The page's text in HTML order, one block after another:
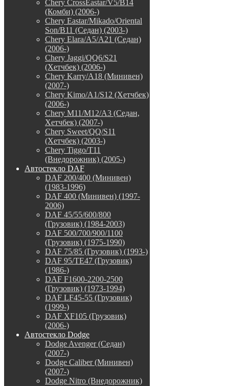
Chery CrossEastar/V5/B14
(Комби) (2006-)
Chery Eastar/Mikado/Oriental
Son/B11 (Седан) (2003-)
Chery Elara/A5/A21 (Седан)
(2006-)
Chery Jaggi/QQ6/S21
(Хетчбек) (2006-)
Chery Karry/A18 (Минивен)
(2007-)
Chery Kimo/A1/S12 (Хетчбек)
(2006-)
Chery M11/M12/A3 (Седан,
Хетчбек) (2007-)
Chery Sweet/QQ/S11
(Хетчбек) (2003-)
Chery Tiggo/T11
(Внедорожник) (2005-)
Автостекло DAF
DAF 200/400 (Минивен)
(1983-1996)
DAF 400 (Минивен) (1997-
2006)
DAF 45/55/600/800
(Грузовик) (1984-2003)
DAF 500/700/900/1100
(Грузовик) (1975-1990)
DAF 75/85 (Грузовик) (1993-)
DAF 95/TE47 (Грузовик)
(1986-)
DAF F1600-2200-2500
(Грузовик) (1973-1994)
DAF LF45-55 (Грузовик)
(1999-)
DAF XF105 (Грузовик)
(2006-)
Автостекло Dodge
Dodge Avenger (Седан)
(2007-)
Dodge Caliber (Минивен)
(2007-)
Dodge Nitro (Внедорожник)